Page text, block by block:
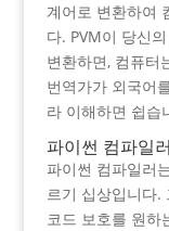
계어로 변환하여
다. PVM이 당신
변환하면, 컴퓨터
번역가가 외국어
라 이해하면 쉽습
파이썬 컴파일
파이썬 컴파일러
르기 십상입니다.
코드 보호를 원하